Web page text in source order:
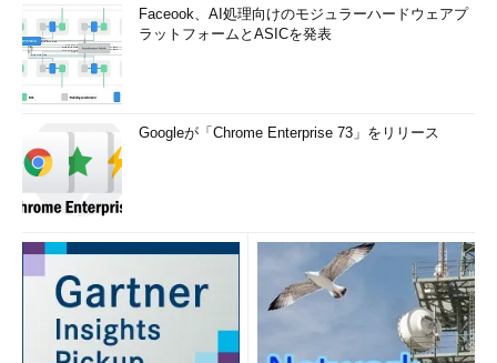
Faceook、AI処理向けのモジュラーハードウェアプ
ラットフォームとASICを発表
Googleが「Chrome Enterprise 73」をリリース